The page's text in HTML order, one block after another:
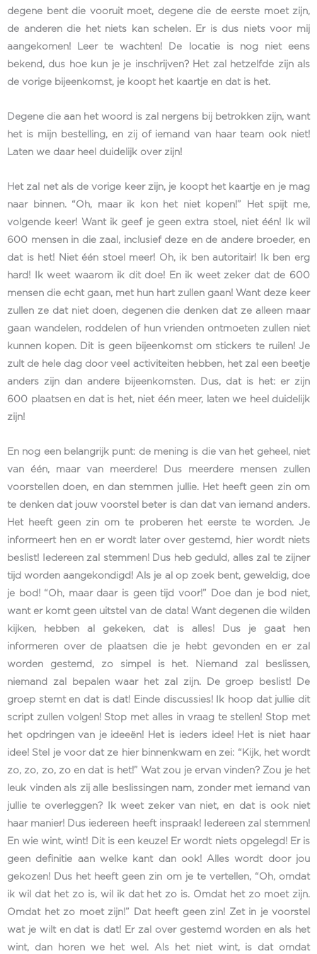
degene bent die vooruit moet, degene die de eerste moet zijn,
de anderen die het niets kan schelen. Er is dus niets voor mij
aangekomen! Leer te wachten! De locatie is nog niet eens
bekend, dus hoe kun je je inschrijven? Het zal hetzelfde zijn als
de vorige bijeenkomst, je koopt het kaartje en dat is het.
Degene die aan het woord is zal nergens bij betrokken zijn, want
het is mijn bestelling, en zij of iemand van haar team ook niet!
Laten we daar heel duidelijk over zijn!
Het zal net als de vorige keer zijn, je koopt het kaartje en je mag
naar binnen. “Oh, maar ik kon het niet kopen!” Het spijt me,
volgende keer! Want ik geef je geen extra stoel, niet één! Ik wil
600 mensen in die zaal, inclusief deze en de andere broeder, en
dat is het! Niet één stoel meer! Oh, ik ben autoritair! Ik ben erg
hard! Ik weet waarom ik dit doe! En ik weet zeker dat de 600
mensen die echt gaan, met hun hart zullen gaan! Want deze keer
zullen ze dat niet doen, degenen die denken dat ze alleen maar
gaan wandelen, roddelen of hun vrienden ontmoeten zullen niet
kunnen kopen. Dit is geen bijeenkomst om stickers te ruilen! Je
zult de hele dag door veel activiteiten hebben, het zal een beetje
anders zijn dan andere bijeenkomsten. Dus, dat is het: er zijn
600 plaatsen en dat is het, niet één meer, laten we heel duidelijk
zijn!
En nog een belangrijk punt: de mening is die van het geheel, niet
van één, maar van meerdere! Dus meerdere mensen zullen
voorstellen doen, en dan stemmen jullie. Het heeft geen zin om
te denken dat jouw voorstel beter is dan dat van iemand anders.
Het heeft geen zin om te proberen het eerste te worden. Je
informeert hen en er wordt later over gestemd, hier wordt niets
beslist! Iedereen zal stemmen! Dus heb geduld, alles zal te zijner
tijd worden aangekondigd! Als je al op zoek bent, geweldig, doe
je bod! “Oh, maar daar is geen tijd voor!” Doe dan je bod niet,
want er komt geen uitstel van de data! Want degenen die wilden
kijken, hebben al gekeken, dat is alles! Dus je gaat hen
informeren over de plaatsen die je hebt gevonden en er zal
worden gestemd, zo simpel is het. Niemand zal beslissen,
niemand zal bepalen waar het zal zijn. De groep beslist! De
groep stemt en dat is dat! Einde discussies! Ik hoop dat jullie dit
script zullen volgen! Stop met alles in vraag te stellen! Stop met
het opdringen van je ideeën! Het is ieders idee! Het is niet haar
idee! Stel je voor dat ze hier binnenkwam en zei: “Kijk, het wordt
zo, zo, zo, zo en dat is het!” Wat zou je ervan vinden? Zou je het
leuk vinden als zij alle beslissingen nam, zonder met iemand van
jullie te overleggen? Ik weet zeker van niet, en dat is ook niet
haar manier! Dus iedereen heeft inspraak! Iedereen zal stemmen!
En wie wint, wint! Dit is een keuze! Er wordt niets opgelegd! Er is
geen definitie aan welke kant dan ook! Alles wordt door jou
gekozen! Dus het heeft geen zin om je te vertellen, “Oh, omdat
ik wil dat het zo is, wil ik dat het zo is. Omdat het zo moet zijn.
Omdat het zo moet zijn!” Dat heeft geen zin! Zet in je voorstel
wat je wilt en dat is dat! Er zal over gestemd worden en als het
wint, dan horen we het wel. Als het niet wint, is dat omdat